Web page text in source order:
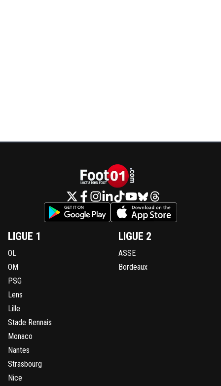
LIGUE 1
OL
OM
PSG
Lens
Lille
Stade Rennais
Monaco
Nantes
Strasbourg
Nice
LIGUE 2
ASSE
Bordeaux